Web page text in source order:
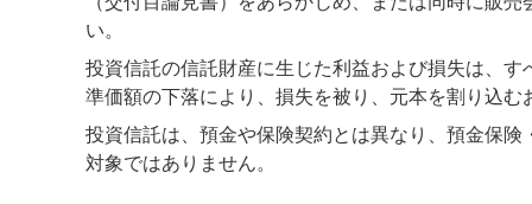
い。
投資信託の信託財産に生じた利益および損失は、
準価額の下落により、損失を被り、元本を割り込む
投資信託は、預金や保険契約とは異なり、預金保
対象ではありません。